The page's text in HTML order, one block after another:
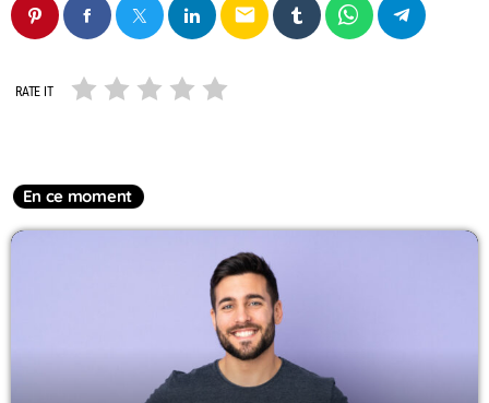
email
RATE IT
En ce moment